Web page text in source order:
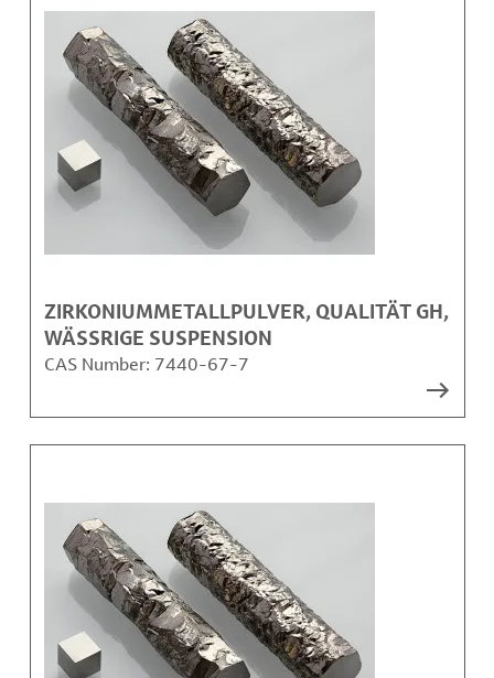
ZIRKONIUMMETALLPULVER, QUALITÄT GH,
WÄSSRIGE SUSPENSION
CAS Number: 7440-67-7